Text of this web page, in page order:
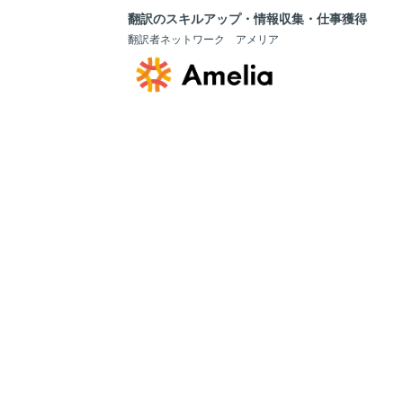
翻訳のスキルアップ・情報収集・仕事獲得
翻訳者ネットワーク アメリア